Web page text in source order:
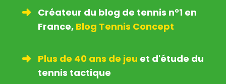
Créateur du blog de tennis n°1 en
France, Blog Tennis Concept
Plus de 40 ans de jeu et d'étude du
tennis tactique